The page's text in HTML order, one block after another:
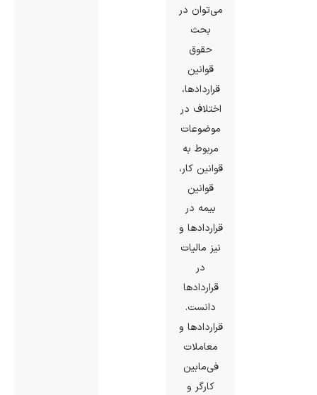
می‌توان در
بحث
حقوق
قوانین
قراردادها،
اختلاف در
موضوعات
مربوط به
قوانین کار،
قوانین
بیمه در
قراردادها و
نیز مالیات
در
قراردادها
دانست.
قراردادها و
معاملات
فی‌مابین
کارگر و